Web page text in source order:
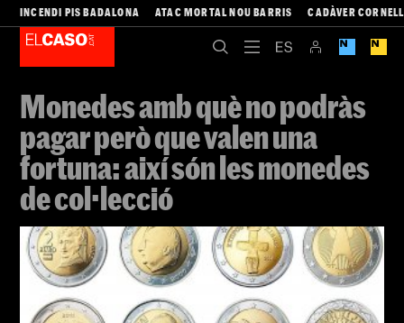
INCENDI PIS BADALONA ATAC MORTAL NOU BARRIS CADÀVER
Monedes amb què no podràs
pagar però que valen una
fortuna: així són les monedes
de col·lecció